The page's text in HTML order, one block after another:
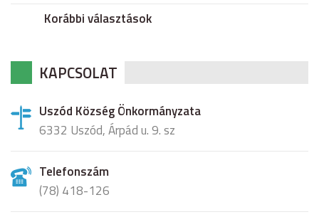
Korábbi választások
KAPCSOLAT
Uszód Község Önkormányzata
6332 Uszód, Árpád u. 9. sz
Telefonszám
(78) 418-126